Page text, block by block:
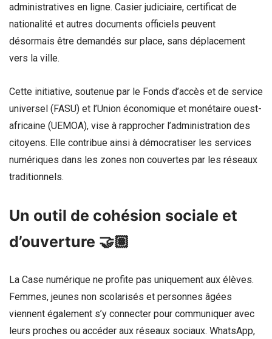
administratives en ligne. Casier judiciaire, certificat de
nationalité et autres documents officiels peuvent
désormais être demandés sur place, sans déplacement
vers la ville.
Cette initiative, soutenue par le Fonds d’accès et de service
universel (FASU) et l’Union économique et monétaire ouest-
africaine (UEMOA), vise à rapprocher l’administration des
citoyens. Elle contribue ainsi à démocratiser les services
numériques dans les zones non couvertes par les réseaux
traditionnels.
Un outil de cohésion sociale et
d’ouverture 🤝🏽
La Case numérique ne profite pas uniquement aux élèves.
Femmes, jeunes non scolarisés et personnes âgées
viennent également s’y connecter pour communiquer avec
leurs proches ou accéder aux réseaux sociaux. WhatsApp,